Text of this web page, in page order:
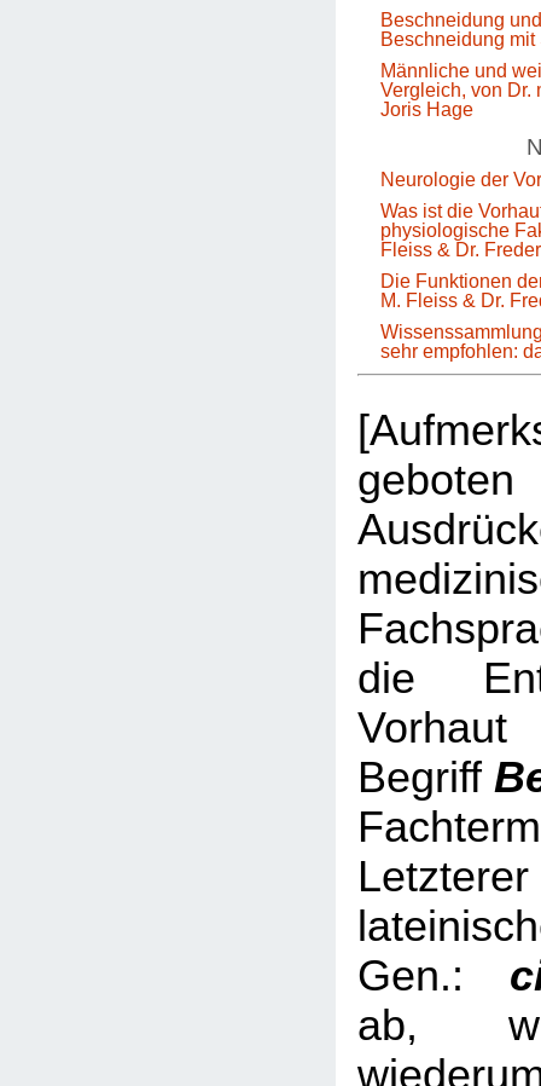
Beschneidung
Beschneidung
Männliche und
Vergleich, von Dr.
Joris Hage
Neurologie der
Was ist die
physiologische
Fleiss & Dr.
Die Funktionen
M. Fleiss & Dr.
sehr empfohlen:
die
Begriff
Gen.:
ab,